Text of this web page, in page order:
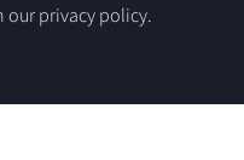
our privacy policy.